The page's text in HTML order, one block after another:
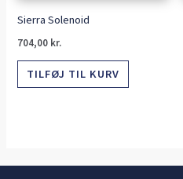
Sierra Solenoid
704,00 kr.
TILFØJ TIL KURV